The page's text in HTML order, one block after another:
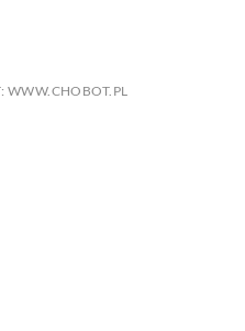
WWW.CHOBOT.PL